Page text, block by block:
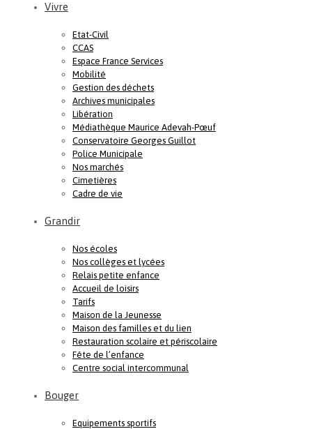
Vivre
Etat-Civil
CCAS
Espace France Services
Mobilité
Gestion des déchets
Archives municipales
Libération
Médiathèque Maurice Adevah-Pœuf
Conservatoire Georges Guillot
Police Municipale
Nos marchés
Cimetières
Cadre de vie
Grandir
Nos écoles
Nos collèges et lycées
Relais petite enfance
Accueil de loisirs
Tarifs
Maison de la Jeunesse
Maison des familles et du lien
Restauration scolaire et périscolaire
Fête de l’enfance
Centre social intercommunal
Bouger
Equipements sportifs